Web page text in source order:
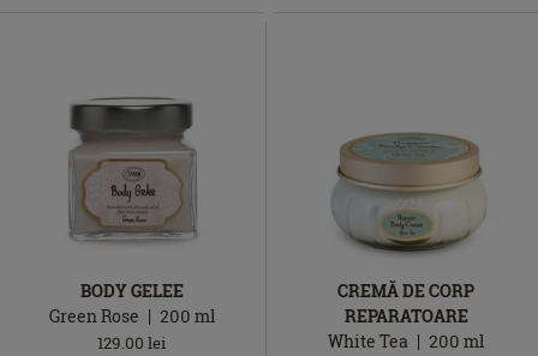
BODY GELEE
Green Rose
200 ml
129.00 lei
CREMĂ DE CORP
REPARATOARE
White Tea
200ml